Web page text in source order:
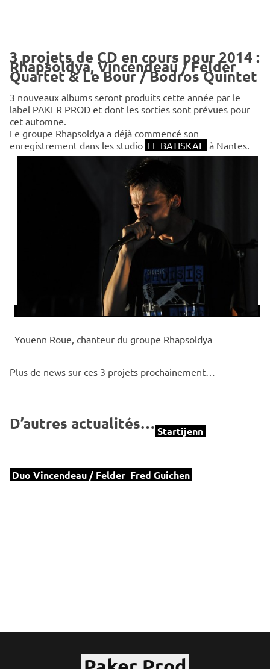
3 projets de CD en cours pour 2014 :
Rhapsoldya, Vincendeau / Felder
Quartet & Le Bour / Bodros Quintet
3 nouveaux albums seront produits cette année par le
label PAKER PROD et dont les sorties sont prévues pour
cet automne.
Le groupe Rhapsoldya a déjà commencé son
enregistrement dans les studio LE BATISKAF à Nantes.
Youenn Roue, chanteur du groupe Rhapsoldya
Plus de news sur ces 3 projets prochainement…
D’autres actualités… Startijenn
Duo Vincendeau / Felder Fred Guichen